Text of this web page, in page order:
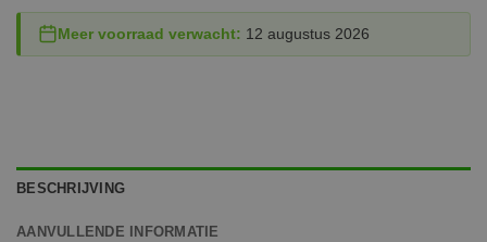
Meer voorraad verwacht: 12 augustus 2026
BESCHRIJVING
AANVULLENDE INFORMATIE